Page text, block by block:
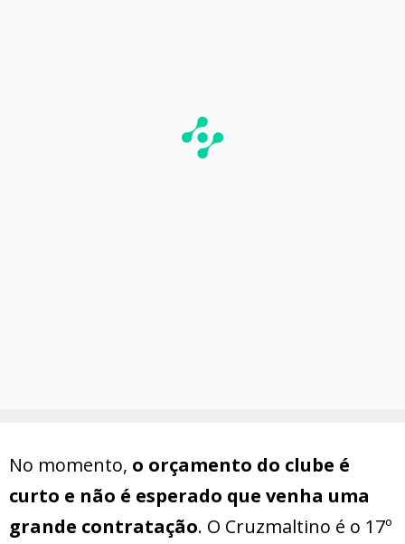
No momento, o orçamento do clube é
curto e não é esperado que venha uma
grande contratação. O Cruzmaltino é o 17º